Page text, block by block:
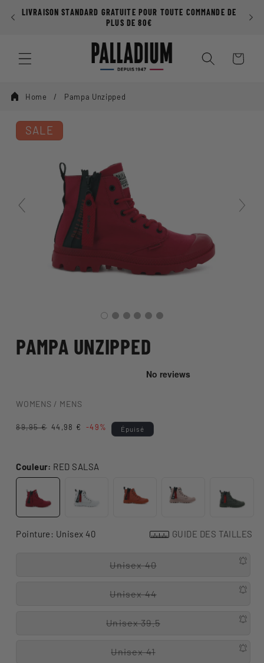
passer au
contenu
LIVRAISON STANDARD GRATUITE POUR TOUTE COMMANDE DE
PLUS DE 80€
Panier
Home Pampa Unzipped
SALE
PAMPA UNZIPPED
WOMENS / MENS
Prix
89,95 € Prix
44,98 € -49% Épuisé
Couleur: RED SALSA
Pointure: Unisex 40 GUIDE DES TAILLES
Unisex 40
Unisex 44
Unisex 39.5
Unisex 41